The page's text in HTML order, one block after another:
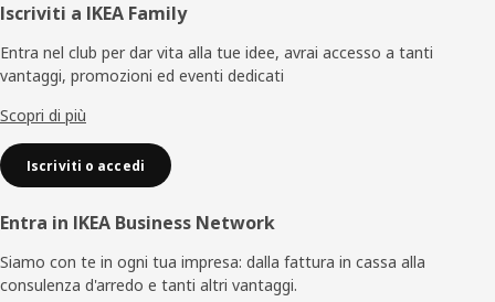
Piè
di
pagina
Iscriviti a IKEA Family
Entra nel club per dar vita alla tue idee, avrai accesso a tanti
vantaggi, promozioni ed eventi dedicati
Scopri di più
Iscriviti o accedi
Entra in IKEA Business Network
Siamo con te in ogni tua impresa: dalla fattura in cassa alla
consulenza d'arredo e tanti altri vantaggi.